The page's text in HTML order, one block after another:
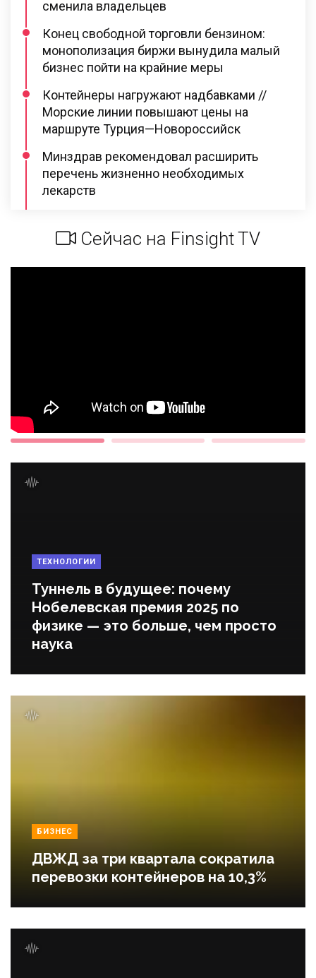
сменила владельцев
Конец свободной торговли бензином:
монополизация биржи вынудила малый
бизнес пойти на крайние меры
Контейнеры нагружают надбавками //
Морские линии повышают цены на
маршруте Турция—Новороссийск
Минздрав рекомендовал расширить
перечень жизненно необходимых
лекарств
Сейчас на Finsight TV
ТЕХНОЛОГИИ
Туннель в будущее: почему
Нобелевская премия 2025 по
физике — это больше, чем просто
наука
БИЗНЕС
ДВЖД за три квартала сократила
перевозки контейнеров на 10,3%